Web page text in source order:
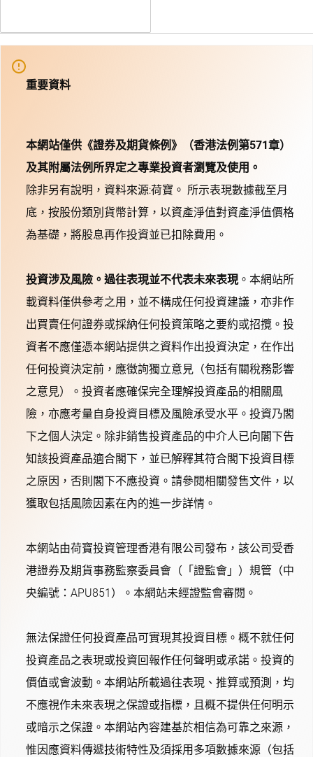
重要資料
本網站僅供《證券及期貨條例》（香港法例第571章）
及其附屬法例所界定之專業投資者瀏覽及使用。
除非另有說明，資料來源:荷寶。 所示表現數據截至月
底，按股份類別貨幣計算，以資產淨值對資產淨值價格
為基礎，將股息再作投資並已扣除費用。
投資涉及風險。過往表現並不代表未來表現。本網站所
載資料僅供參考之用，並不構成任何投資建議，亦非作
出買賣任何證券或採納任何投資策略之要約或招攬。投
資者不應僅憑本網站提供之資料作出投資決定，在作出
任何投資決定前，應徵詢獨立意見（包括有關稅務影響
之意見）。投資者應確保完全理解投資產品的相關風
險，亦應考量自身投資目標及風險承受水平。投資乃閣
下之個人決定。除非銷售投資產品的中介人已向閣下告
知該投資產品適合閣下，並已解釋其符合閣下投資目標
之原因，否則閣下不應投資。請參閱相關發售文件，以
獲取包括風險因素在內的進一步詳情。
本網站由荷寶投資管理香港有限公司發布，該公司受香
港證券及期貨事務監察委員會（「證監會」）規管（中
央編號：APU851）。本網站未經證監會審閱。
無法保證任何投資產品可實現其投資目標。概不就任何
投資產品之表現或投資回報作任何聲明或承諾。投資的
價值或會波動。本網站所載過往表現、推算或預測，均
不應視作未來表現之保證或指標，且概不提供任何明示
或暗示之保證。本網站內容建基於相信為可靠之來源，
惟因應資料傳遞技術特性及須採用多項數據來源（包括